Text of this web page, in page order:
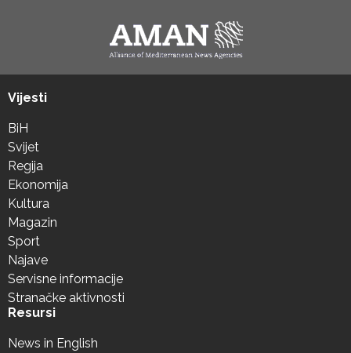
Vijesti
BiH
Svijet
Regija
Ekonomija
Kultura
Magazin
Sport
Najave
Servisne informacije
Stranačke aktivnosti
Resursi
News in English